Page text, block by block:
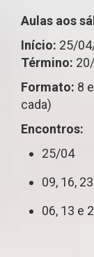
Aulas aos
Início: 25/
Término:
Formato: 8
cada)
Encontros:
25/04
09, 16,
06, 13 e